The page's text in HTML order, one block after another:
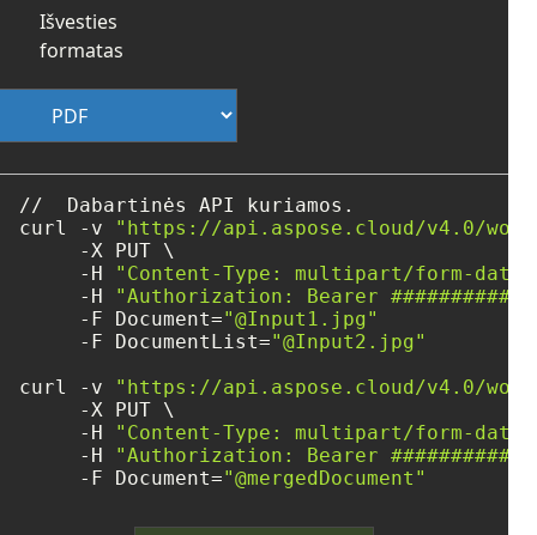
Išvesties
formatas
//  Dabartinės API kuriamos.
curl -v
"https://api.aspose.cloud/v4.0/
     -X PUT \
     -H
"Content-Type: multipart/form-data"
     -H
"Authorization: Bearer
     -F Document=
"@Input1.jpg"
     -F DocumentList=
"@Input2.jpg"
curl -v
"https://api.aspose.cloud/v4.0/
     -X PUT \
     -H
"Content-Type: multipart/form-data"
     -H
"Authorization: Bearer
     -F Document=
"@mergedDocument"